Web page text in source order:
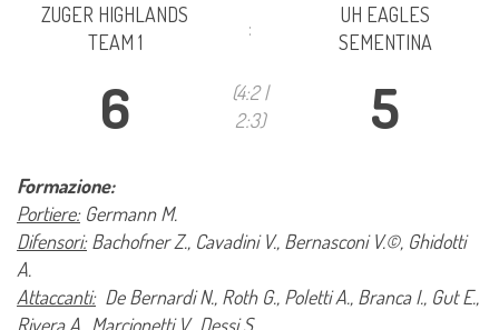
ZUGER HIGHLANDS
TEAM 1
:
UH EAGLES
SEMENTINA
6
(4:2 |
2:3)
5
Formazione:
Portiere:Germann M.
Difensori: Bachofner Z., Cavadini V., Bernasconi V.©, Ghidotti
A.
Attaccanti:De Bernardi N., Roth G., Poletti A., Branca I., Gut E.,
Rivera A., Marcionetti V., Dessi S.